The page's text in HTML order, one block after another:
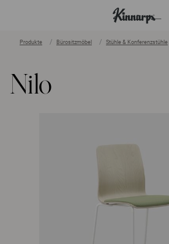
Produkte Bürositzmöbel Stühle & Konferenzstühle
Nilo